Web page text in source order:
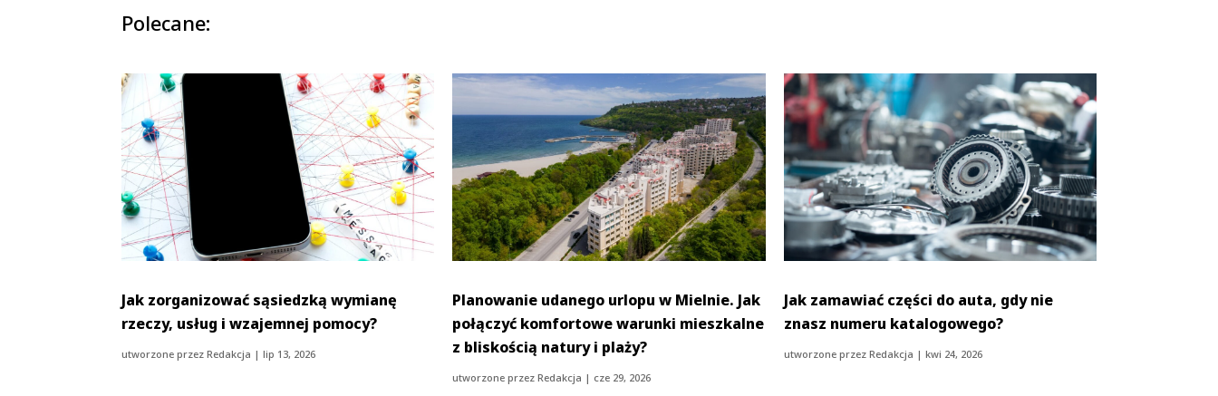
Polecane:
Jak zorganizować sąsiedzką wymianę
rzeczy, usług i wzajemnej pomocy?
utworzone przezRedakcja |lip 13, 2026
Planowanie udanego urlopu w Mielnie. Jak
połączyć komfortowe warunki mieszkalne
z bliskością natury i plaży?
utworzone przezRedakcja | cze 29, 2026
Jak zamawiać części do auta, gdy nie
znasz numeru katalogowego?
utworzone przez Redakcja | kwi 24, 2026